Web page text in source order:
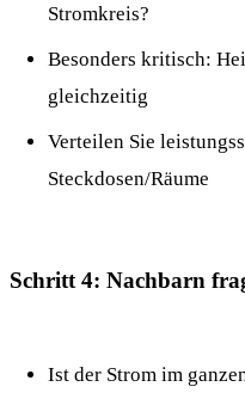
Stromkreis?
Besonders kritisch:
gleichzeitig
Verteilen Sie
Steckdosen/Räume
Schritt 4: Nachbarn
Ist der Strom im